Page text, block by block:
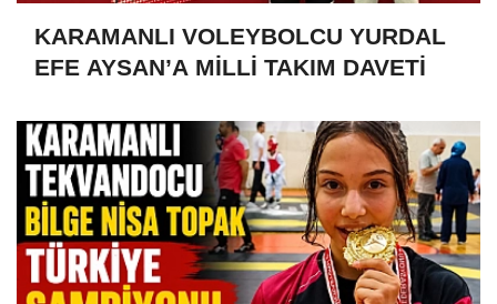
KARAMANLI VOLEYBOLCU YURDAL
EFE AYSAN’A MİLLİ TAKIM DAVETİ